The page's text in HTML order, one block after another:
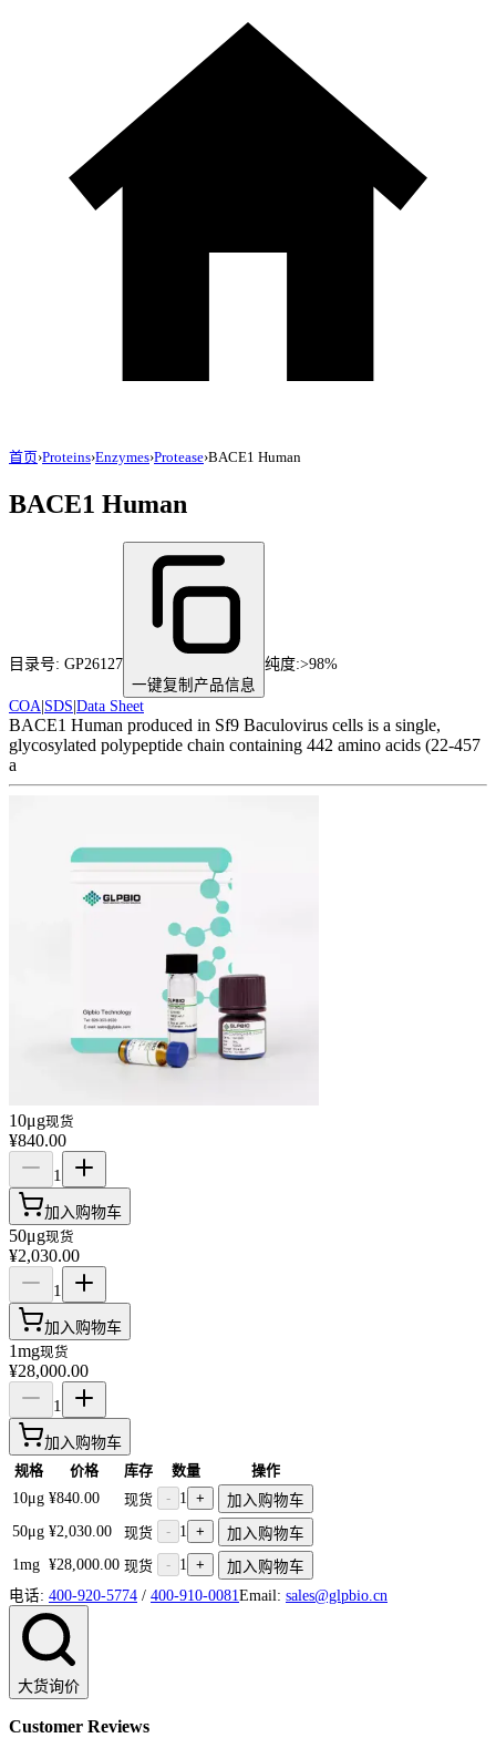
首页›Proteins›Enzymes›Protease›BACE1 Human
BACE1 Human
目录号: GP26127
一键复制产品信息
纯度:>98%
COA SDS Data Sheet
BACE1 Human produced in Sf9 Baculovirus cells is a single,
glycosylated polypeptide chain containing 442 amino acids (22-457
a
10μg现货
¥840.00
1
加入购物车
50μg现货
¥2,030.00
1
加入购物车
1mg现货
¥28,000.00
1
加入购物车
规格 价格 库存 数量
操作
10μg ¥840.00 现货 - 1 +
加入购物车
50μg ¥2,030.00 现货 - 1 +
加入购物车
1mg ¥28,000.00 现货 - 1 +
加入购物车
电话: 400-920-5774 / 400-910-0081 Email: sales@glpbio.cn
大货询价
Customer Reviews